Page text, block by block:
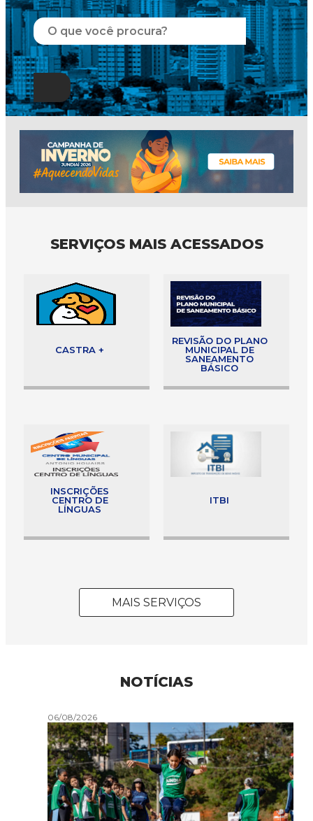
SERVIÇOS MAIS ACESSADOS
CASTRA +
REVISÃO DO PLANO
MUNICIPAL DE
SANEAMENTO
BÁSICO
INSCRIÇÕES
CENTRO DE
LÍNGUAS
ITBI
MAIS SERVIÇOS
NOTÍCIAS
06/08/2026